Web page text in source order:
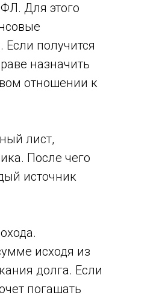
Для этого
получится
назначить
отношении к
лист,
После чего
источник
исходя из
долга. Если
погашать